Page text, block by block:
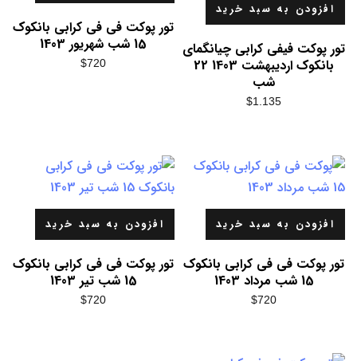
افزودن به سبد خرید
تور پوکت فیفی کرابی چیانگمای
بانکوک اردیبهشت 1403 22
شب
$1.135
تور پوکت فی فی کرابی بانکوک
15 شب شهریور 1403
$720
افزودن به سبد خرید
تور پوکت فی فی کرابی بانکوک
15 شب مرداد 1403
$720
افزودن به سبد خرید
تور پوکت فی فی کرابی بانکوک
15 شب تیر 1403
$720